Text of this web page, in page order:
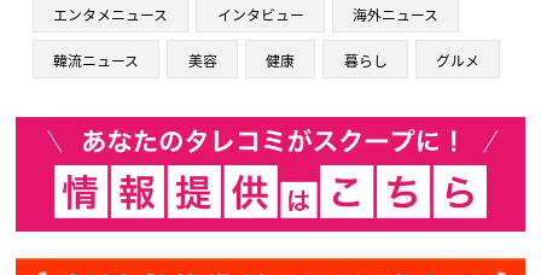
エンタメニュース インタビュー 海外ニュース
韓流ニュース 美容 健康 暮らし グルメ